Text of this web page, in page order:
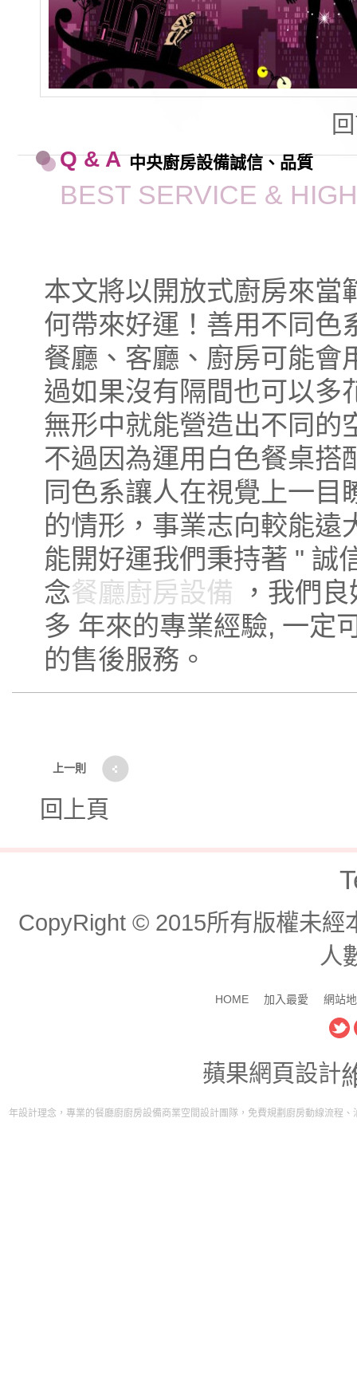
Q & A 中央廚房設備誠信、品質
BEST SERVICE &
本文將以開放式廚房來當
何帶來好運！善用不同色
餐廳、客廳、廚房可能會
過如果沒有隔間也可以多
無形中就能營造出不同的
不過因為運用白色餐桌搭
同色系讓人在視覺上一目
的情形，事業志向較能遠
能開好運我們秉持著 " 誠
念餐廳廚房設備 ，我們
多 年來的專業經驗, 一定
的售後服務。
上一則
回上頁
CopyRight © 2015所有版權未經
人
HOME 加入最愛 網站
蘋果網頁設計
廳廚廚房設備商業空間設計團隊，免費規劃廚房動線流程、油煙排放工程。